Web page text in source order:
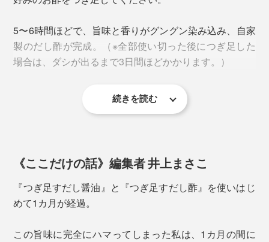
ドされています。
出汁を取る“手間”は瓶の中に入っているから、めんつゆ
5〜6時間ほどで、旨味と香りがグングン染み込み、自家
製のだし酢が完成。（※全部使い切った後につぎ足した
場合は、ダシが出るまで3日間ほどかかります。）
本来、厚削りのかつお節は5〜6時間、宗田節は3日かか
続きを読む
《ここだけの話》編集者 井上まさこ
『つぎ足すだし醤油』と『つぎ足すだし酢』を使いはじ
めて1カ月が経過。
この旨味に完全にハマってしまった私は、1カ月の間に